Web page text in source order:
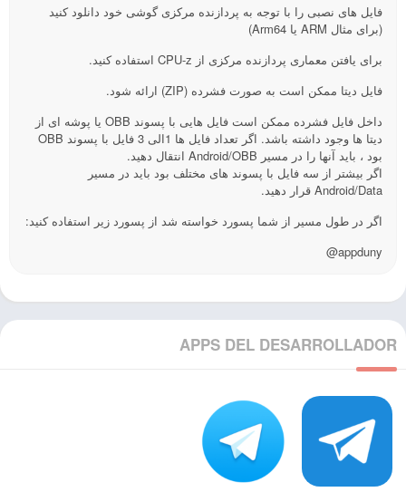
فایل های نصبی را با توجه به پردازنده مرکزی گوشی خود دانلود کنید
(برای مثال ARM یا Arm64)
برای یافتن معماری پردازنده مرکزی از CPU-z استفاده کنید.
فایل دیتا ممکن است به صورت فشرده (ZIP) ارائه شود.
داخل فایل فشرده ممکن است فایل هایی با پسوند OBB یا پوشه ای از
دیتا ها وجود داشته باشد. اگر تعداد فایل ها 1الی 3 فایل با پسوند OBB
بود ، باید آنها را در مسیر Android/OBB انتقال دهید.
اگر بیشتر از سه فایل با پسوند های مختلف بود باید در مسیر
Android/Data قرار دهید.
اگر در طول مسیر از شما پسورد خواسته شد از پسورد زیر استفاده کنید:
@appduny
APPS DEL DESARROLLADOR